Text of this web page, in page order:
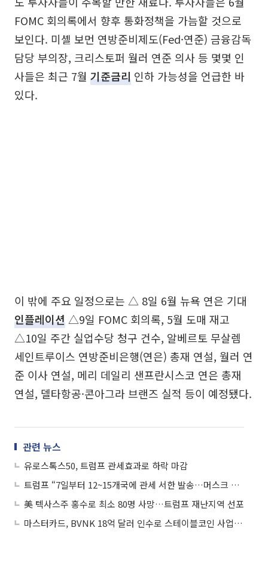
FOMC 회의록에서 향후 통화정책을 가늠할 것으로
보인다. 미셸 보먼 연방준비제도(Fed·연준) 금융감독
담당 부의장, 크리스토퍼 월러 연준 의사 등 몇몇 인
사들은 최근 7월 기준금리 인하 가능성을 언급한 바
있다.
이 밖에 주요 일정으로는 △ 8일 6월 뉴욕 연은 기대
인플레이션△9일 FOMC 회의록, 5월 도매 재고
△10일 주간 실업수당 청구 건수, 알베르토 무살렘
세인트루이스 연방준비은행(연은) 총재 연설, 월러 연
준 이사 연설, 메리 데일리 샌프란시스코 연은 총재
연설, 델타항공·콘아그라 브랜즈 실적 등이 예정됐다.
관련 뉴스
유로스톡스50, 트럼프 관세효과로 하락 마감
트럼프 “7일부터 12~15개국에 관세 서한 발송…머스크 창당, 말도 안 돼”
美 텍사스주 홍수로 최소 80명 사망…트럼프 재난지역 선포
마스터카드, BVNK 18억 달러 인수로 스테이블코인 사업 본격 확장